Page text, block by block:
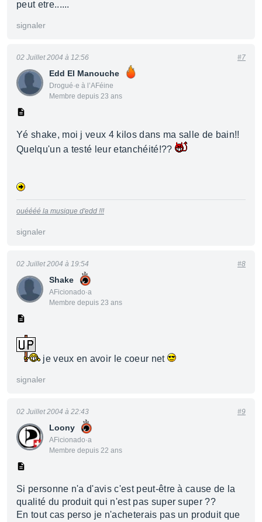
peut etre......
signaler
Edd El Manouche
Drogué·e à l’AFéine
Membre depuis 23 ans
02 Juillet 2004 à 12:56 #7
Yé shake, moi j veux 4 kilos dans ma salle de bain!!
Quelqu'un a testé leur etanchéité!??
ouéééé la musique d'edd !!!
signaler
Shake
AFicionado·a
Membre depuis 23 ans
02 Juillet 2004 à 19:54 #8
je veux en avoir le coeur net
signaler
Loony
AFicionado·a
Membre depuis 22 ans
02 Juillet 2004 à 22:43 #9
Si personne n'a d'avis c'est peut-être à cause de la
qualité du produit qui n'est pas super super ??
En tout cas perso je n'acheterais pas un produit que